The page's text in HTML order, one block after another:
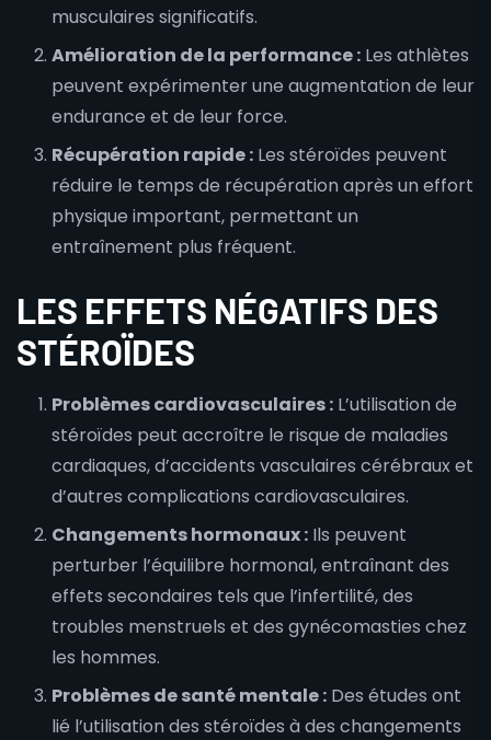
musculaires significatifs.
Amélioration de la performance : Les athlètes
peuvent expérimenter une augmentation de leur
endurance et de leur force.
Récupération rapide : Les stéroïdes peuvent
réduire le temps de récupération après un effort
physique important, permettant un
entraînement plus fréquent.
LES EFFETS NÉGATIFS DES
STÉROÏDES
Problèmes cardiovasculaires : L’utilisation de
stéroïdes peut accroître le risque de maladies
cardiaques, d’accidents vasculaires cérébraux et
d’autres complications cardiovasculaires.
Changements hormonaux : Ils peuvent
perturber l’équilibre hormonal, entraînant des
effets secondaires tels que l’infertilité, des
troubles menstruels et des gynécomasties chez
les hommes.
Problèmes de santé mentale : Des études ont
lié l’utilisation des stéroïdes à des changements